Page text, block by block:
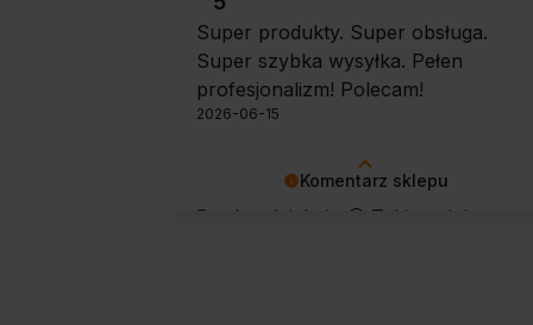
Komentarz sklepu
Bardzo dziękuję 🙂 Takie opinie
Super produkty. Super obsługa.
Super szybka wysyłka. Pełen
profesjonalizm! Polecam!
2026-06-15